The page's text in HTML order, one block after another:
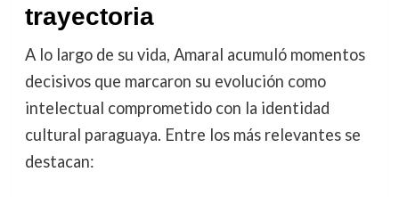
trayectoria
A lo largo de su vida, Amaral acumuló momentos
decisivos que marcaron su evolución como
intelectual comprometido con la identidad
cultural paraguaya. Entre los más relevantes se
destacan: